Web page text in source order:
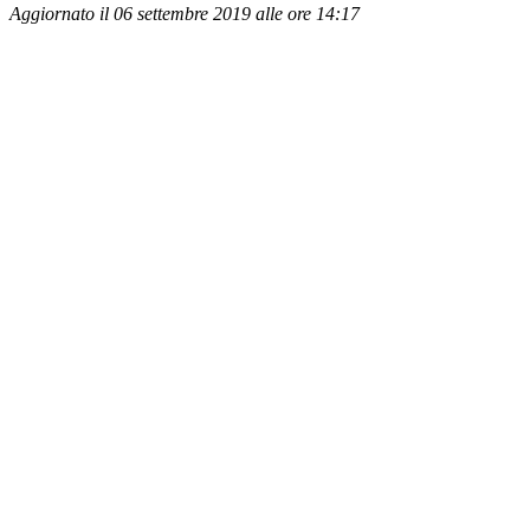
Aggiornato il 06 settembre 2019 alle ore 14:17